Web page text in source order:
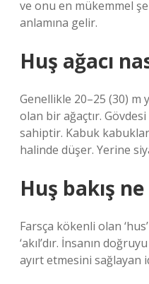
ve onu en mükemmel
anlamına gelir.
Huş ağacı
Genellikle 20–25 (30) m
olan bir ağaçtır.
sahiptir. Kabuk
halinde düşer. Yerine
Huş bakış
Farsça kökenli olan
‘akıl’dır. İnsanın
ayırt etmesini sağlayan